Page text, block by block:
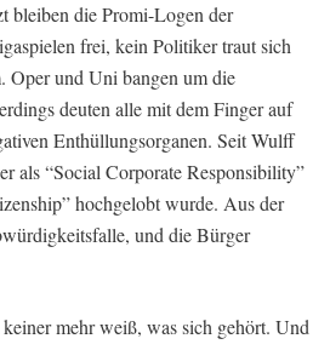
bleiben die Promi-Logen der
frei, kein Politiker traut sich
Oper und Uni bangen um die
deuten alle mit dem Finger auf
Enthüllungsorganen. Seit Wulff
als “Social Corporate Responsibility”
hochgelobt wurde. Aus der
und die Bürger
mehr weiß, was sich gehört. Und